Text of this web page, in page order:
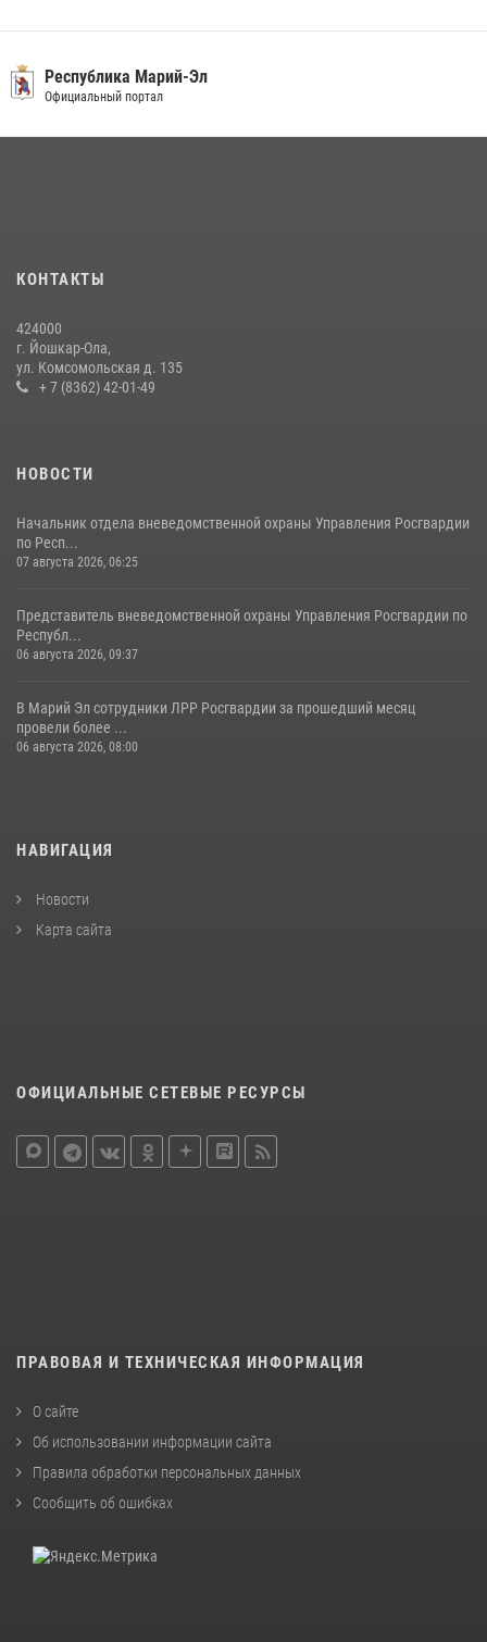
В Марий Эл сотрудники Росгвардии присоединились к масштабной
донорской акции (видео)
Росгвардейцы в Республике Марий Эл приняли участие в
08 июля 2026, 13:48
Управление Росгвардии по Республике Марий Эл приняло участие в
Республика Марий-Эл
Официальный портал
КОНТАКТЫ
424000
г. Йошкар-Ола,
ул. Комсомольская д. 135
+ 7 (8362) 42-01-49
НОВОСТИ
Начальник отдела вневедомственной охраны Управления Росгвардии
по Респ...
07 августа 2026, 06:25
Представитель вневедомственной охраны Управления Росгвардии по
Республ...
06 августа 2026, 09:37
В Марий Эл сотрудники ЛРР Росгвардии за прошедший месяц
провели более ...
06 августа 2026, 08:00
НАВИГАЦИЯ
Новости
Карта сайта
ОФИЦИАЛЬНЫЕ СЕТЕВЫЕ РЕСУРСЫ
ПРАВОВАЯ И ТЕХНИЧЕСКАЯ ИНФОРМАЦИЯ
О сайте
Об использовании информации сайта
Правила обработки персональных данных
Сообщить об ошибках